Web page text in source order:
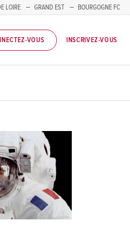
LOIRE GRAND EST
BOURGOGNE FC
VOUS INSCRIVEZ-VOUS